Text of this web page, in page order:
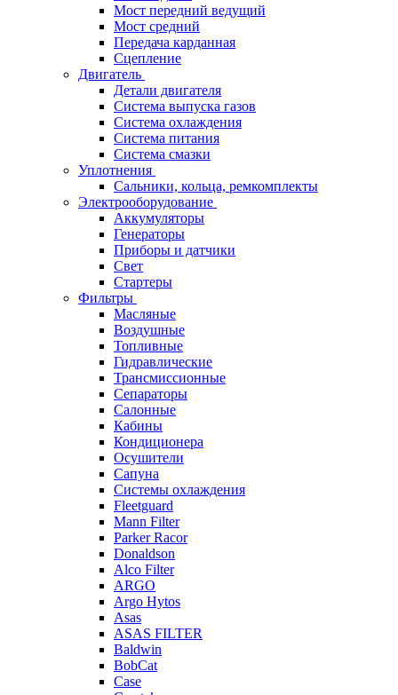
Мост передний ведущий
Мост средний
Передача карданная
Сцепление
Двигатель
Детали двигателя
Система выпуска газов
Система охлаждения
Система питания
Система смазки
Уплотнения
Сальники, кольца, ремкомплекты
Электрооборудование
Аккумуляторы
Генераторы
Приборы и датчики
Свет
Стартеры
Фильтры
Масляные
Воздушные
Топливные
Гидравлические
Трансмиссионные
Сепараторы
Салонные
Кабины
Кондиционера
Осушители
Сапуна
Системы охлаждения
Fleetguard
Mann Filter
Parker Racor
Donaldson
Alco Filter
ARGO
Argo Hytos
Asas
ASAS FILTER
Baldwin
BobCat
Case